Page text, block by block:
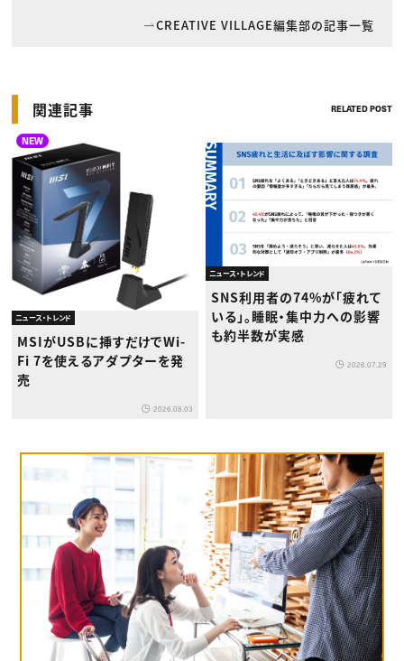
CREATIVE VILLAGE編集部の記事一覧
関連記事 RELATED POST
NEW
ニュース・トレンド
MSIがUSBに挿すだけでWi-
Fi 7を使えるアダプターを発
売
2026.08.03
ニュース・トレンド
SNS利用者の74%が「疲れて
いる」。睡眠・集中力への影響
も約半数が実感
2026.07.29